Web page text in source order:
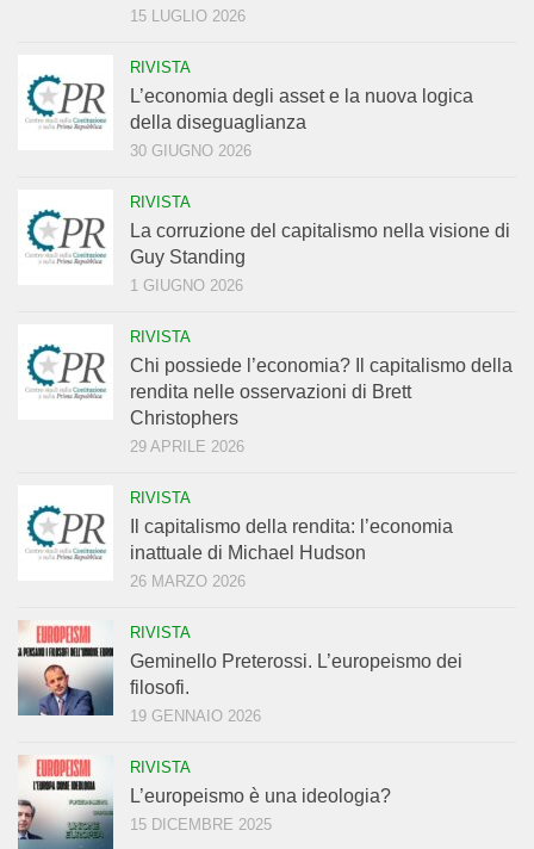
15 LUGLIO 2026
RIVISTA
L’economia degli asset e la nuova logica
della diseguaglianza
30 GIUGNO 2026
RIVISTA
La corruzione del capitalismo nella visione di
Guy Standing
1 GIUGNO 2026
RIVISTA
Chi possiede l’economia? Il capitalismo della
rendita nelle osservazioni di Brett
Christophers
29 APRILE 2026
RIVISTA
Il capitalismo della rendita: l’economia
inattuale di Michael Hudson
26 MARZO 2026
RIVISTA
Geminello Preterossi. L’europeismo dei
filosofi.
19 GENNAIO 2026
RIVISTA
L’europeismo è una ideologia?
15 DICEMBRE 2025